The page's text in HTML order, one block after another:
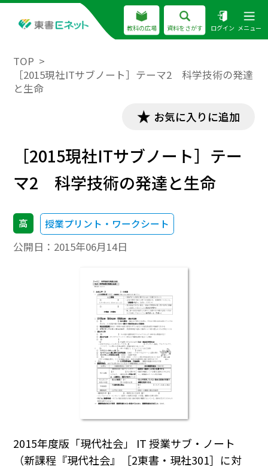
教科の広場 資料をさがす ログイン メニュー
TOP
［2015現社ITサブノート］テーマ2 科学技術の発達
と生命
お気に入りに追加
［2015現社ITサブノート］テー
マ2 科学技術の発達と生命
高 授業プリント・ワークシート
公開日： 2015年06月14日
2015年度版「現代社会」 IT 授業サブ・ノート
（新課程『現代社会』［2東書・現社301］に対